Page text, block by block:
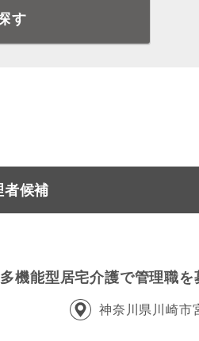
す
候補
機能型居宅介護で管理職を
神奈川県川崎市